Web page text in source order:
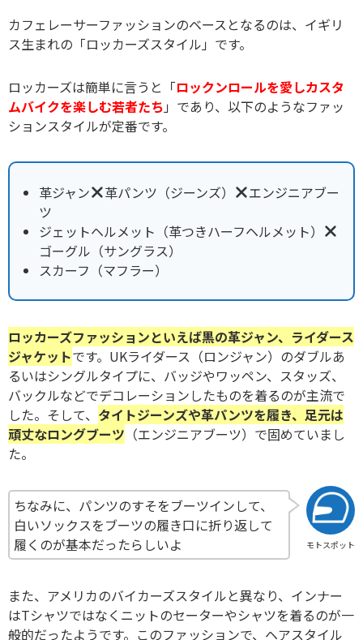
カフェレーサーファッションのベースとなるのは、イギリ
ス生まれの「ロッカーズスタイル」です。
ロッカーズは簡単に言うと「ロックンロールを愛しカスタ
ムバイクを楽しむ若者たち 」であり、以下のようなファッ
ションスタイルが定番です。
革ジャン 革パンツ（ジーンズ）
エンジニアブー
ツ
ジェットヘルメット（革つきハーフヘルメット）
ゴーグル（サングラス）
スカーフ（マフラー）
ロッカーズファッションといえば黒の革ジャン、ライダース
ジャケットです。UKライダース（ロンジャン）のダブルあ
るいはシングルタイプに、バッジやワッペン、スタッズ、
バックルなどでデコレーションしたものを着るのが主流で
した。そして、 タイトジーンズや革パンツを履き、足元は
頑丈なロングブーツ （エンジニアブーツ）で固めていまし
た。
モトスポット
ちなみに、パンツのすそをブーツインして、
白いソックスをブーツの履き口に折り返して
履くのが基本だったらしいよ
また、アメリカのバイカーズスタイルと異なり、インナー
はTシャツではなくニットのセーターやシャツを着るのが一
般的だったようです。このファッションで、ヘアスタイル